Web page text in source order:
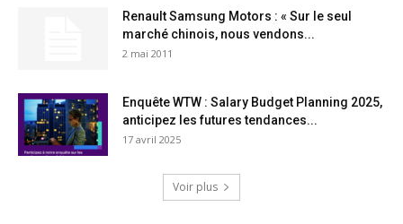
Renault Samsung Motors : « Sur le seul
marché chinois, nous vendons...
2 mai 2011
Enquête WTW : Salary Budget Planning 2025,
anticipez les futures tendances...
17 avril 2025
Voir plus